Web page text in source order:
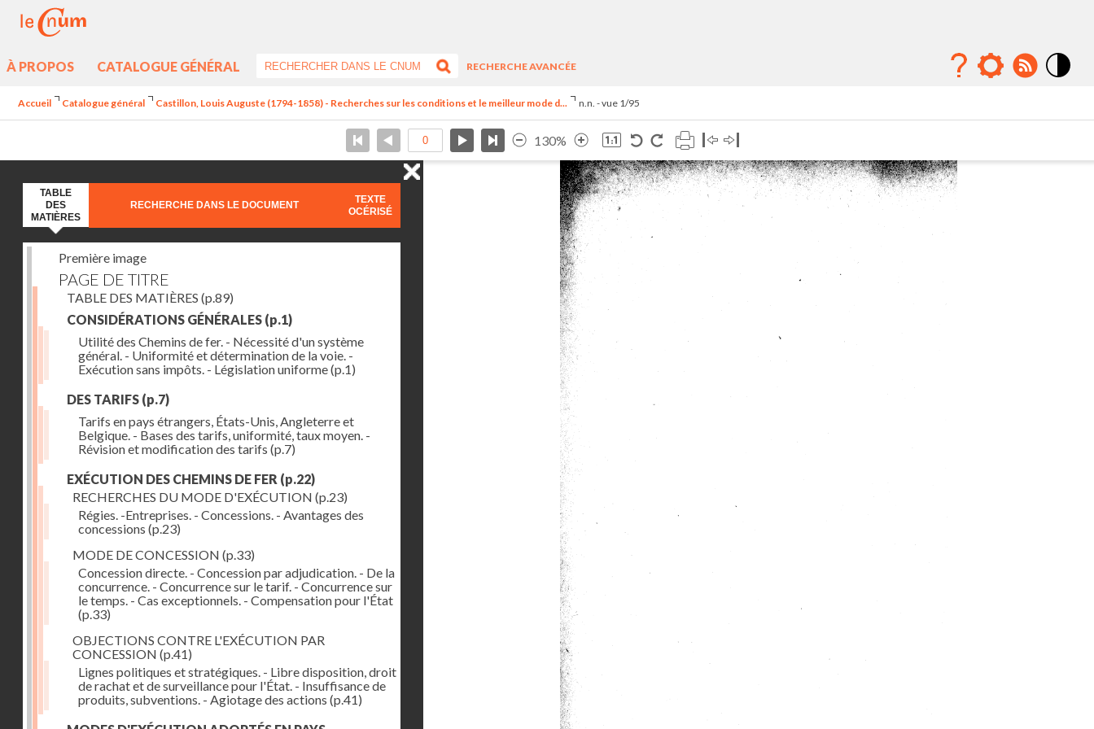
À PROPOS CATALOGUE GÉNÉRAL
RECHERCHE AVANCÉE
Accueil Catalogue général Castillon, Louis Auguste (1794-1858) - Recherches sur les conditions et le meilleur mode d... n.n. - vue 1/95
130%
TABLE
DES
MATIÈRES
RECHERCHE DANS LE DOCUMENT
TEXTE
OCÉRISÉ
Première image
PAGE DE TITRE
TABLE DES MATIÈRES (p.89)
CONSIDÉRATIONS GÉNÉRALES (p.1)
Utilité des Chemins de fer. - Nécessité d'un système
général. - Uniformité et détermination de la voie. -
Exécution sans impôts. - Législation uniforme(p.1)
DES TARIFS (p.7)
Tarifs en pays étrangers, États-Unis, Angleterre et
Belgique. - Bases des tarifs, uniformité, taux moyen. -
Révision et modification des tarifs (p.7)
EXÉCUTION DES CHEMINS DE FER (p.22)
RECHERCHES DU MODE D'EXÉCUTION (p.23)
Régies. -Entreprises. - Concessions. - Avantages des
concessions (p.23)
MODE DE CONCESSION (p.33)
Concession directe. - Concession par adjudication. - De la
concurrence. - Concurrence sur le tarif. - Concurrence sur
le temps. - Cas exceptionnels. - Compensation pour l'État
(p.33)
OBJECTIONS CONTRE L'EXÉCUTION PAR
CONCESSION (p.41)
Lignes politiques et stratégiques. - Libre disposition, droit
de rachat et de surveillance pour l'État. - Insuffisance de
produits, subventions. - Agiotage des actions (p.41)